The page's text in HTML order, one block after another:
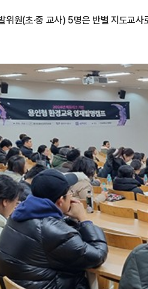
위원(초·중 교사) 5명은 반별 지도교